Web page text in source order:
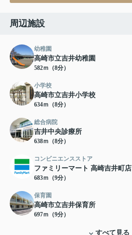
周辺施設
幼稚園
高崎市立吉井幼稚園
582ｍ（8分）
小学校
高崎市立吉井小学校
634ｍ（8分）
総合病院
吉井中央診療所
638ｍ（8分）
コンビニエンスストア
ファミリーマート 高崎吉井町店
683ｍ（9分）
保育園
高崎市立吉井保育所
697ｍ（9分）
すべて見る